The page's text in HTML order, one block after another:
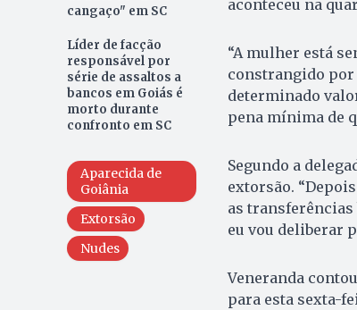
cangaço" em SC
Líder de facção
responsável por
série de assaltos a
bancos em Goiás é
morto durante
confronto em SC
Aparecida de
Goiânia
Extorsão
Nudes
aconteceu na
“A mulher está
constrangido por
determinado
pena mínima de
Segundo a
extorsão.
as transferências
eu vou deliberar
Veneranda
para esta sexta-